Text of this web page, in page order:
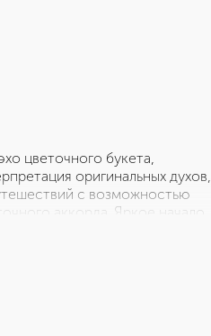
цветочного букета,
оригинальных духов,
с возможностью
аккорда. Яркое начало,
бесконечным шлейфом.